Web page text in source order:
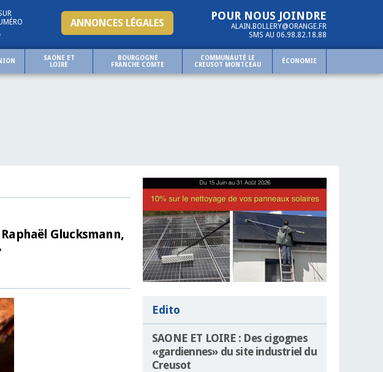
POUR NOUS JOINDRE
ALAIN.BOLLERY@ORANGE.FR
SMS AU 06.98.82.18.88
ANNONCES LÉGALES
SAONE ET
LOIRE
BOURGOGNE
FRANCHE COMTE
COMMUNAUTÉ LE
CREUSOT MONTCEAU
ÉCONOMIE
Glucksmann,
Edito
SAONE ET LOIRE : Des cigognes
«gardiennes» du site industriel du
Creusot